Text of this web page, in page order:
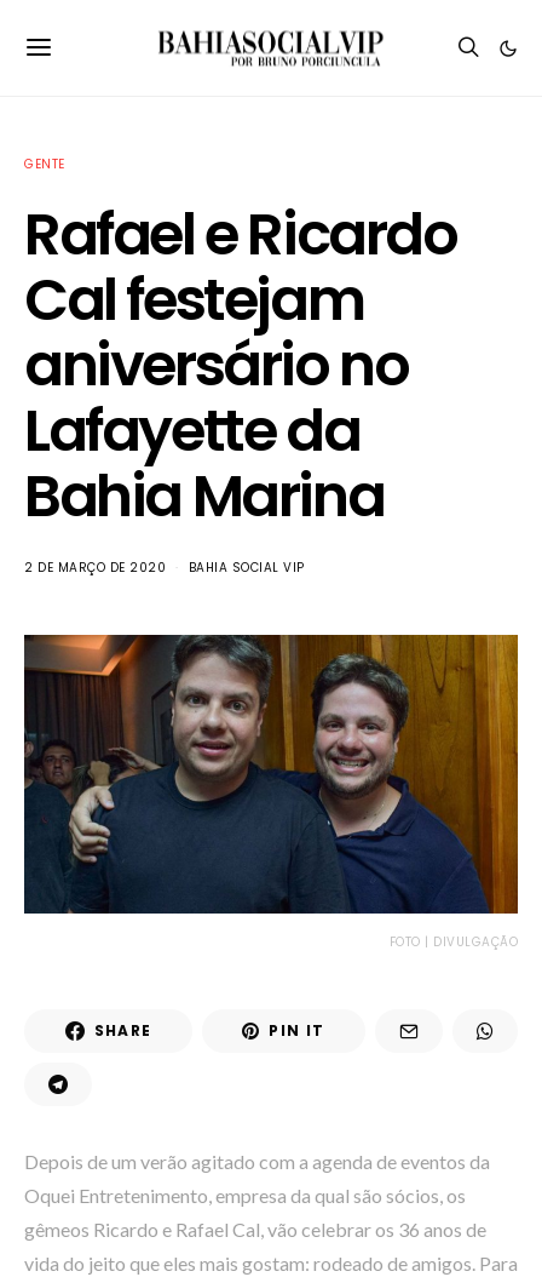
GENTE
Rafael e Ricardo
Cal festejam
aniversário no
Lafayette da
Bahia Marina
2 DE MARÇO DE 2020 BAHIA SOCIAL VIP
FOTO | DIVULGAÇÃO
SHARE PIN IT
Depois de um verão agitado com a agenda de eventos da
Oquei Entretenimento, empresa da qual são sócios, os
gêmeos Ricardo e Rafael Cal, vão celebrar os 36 anos de
vida do jeito que eles mais gostam: rodeado de amigos. Para